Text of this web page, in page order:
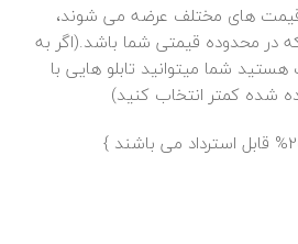
قیمت های مختلف عرضه می شوند،
که در محدوده قیمتی شما باشد.(اگر به
شما میتوانید تابلو هایی با
شده کمتر انتخاب کنید)